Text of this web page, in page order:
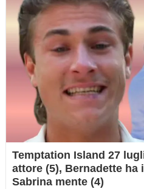
Temptation Island 27
attore (5), Bernadette ha
Sabrina mente (4)